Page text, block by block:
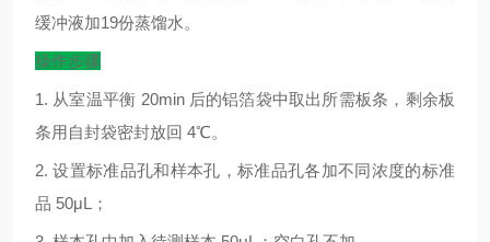
缓冲液加19份蒸馏水。
操作步骤
1. 从室温平衡 20min 后的铝箔袋中取出所需板条，剩余板
条用自封袋密封放回 4℃。
2.设置标准品孔和样本孔，标准品孔各加不同浓度的标准
品 50μL ；